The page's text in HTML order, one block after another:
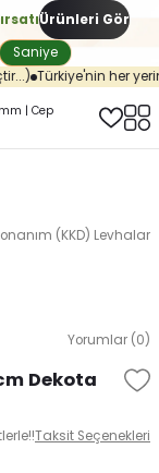
Saniye
Ürünleri Gör
Türkiye'nin her
(KKD) Levhaları
Yorumlar (0)
Dekota
Taksit Seçenekleri